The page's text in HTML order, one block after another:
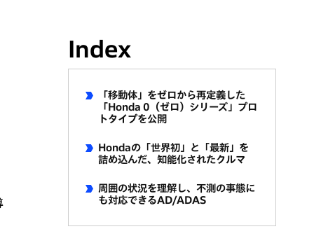
Index
「移動体」をゼロから再定義した
「Honda 0（ゼロ）シリーズ」プロ
トタイプを公開
Hondaの「世界初」と「最新」を
詰め込んだ、知能化されたクルマ
周囲の状況を理解し、不測の事態に
も対応できるAD/ADAS